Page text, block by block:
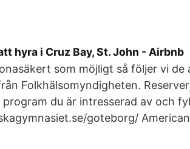
hyra i Cruz Bay, St. John - Airbnb
som möjligt så följer vi de
Folkhälsomyndigheten.
du är intresserad av och
goteborg/